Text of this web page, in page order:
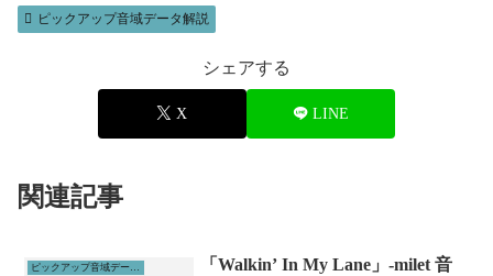
ピックアップ音域データ解説
シェアする
X LINE
関連記事
ピックアップ音域データ解説
「Walkin’ In My Lane」-milet 音